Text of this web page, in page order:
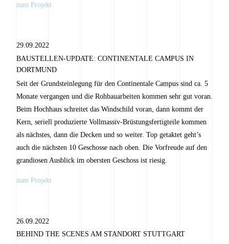
zum Projekt
29.09.2022
BAUSTELLEN-UPDATE: CONTINENTALE CAMPUS IN
DORTMUND
Seit der Grundsteinlegung für den Continentale Campus sind ca. 5
Monate vergangen und die Rohbauarbeiten kommen sehr gut voran.
Beim Hochhaus schreitet das Windschild voran, dann kommt der
Kern, seriell produzierte Vollmassiv-Brüstungsfertigteile kommen
als nächstes, dann die Decken und so weiter. Top getaktet geht’s
auch die nächsten 10 Geschosse nach oben. Die Vorfreude auf den
grandiosen Ausblick im obersten Geschoss ist riesig.
zum Projekt
26.09.2022
BEHIND THE SCENES AM STANDORT STUTTGART